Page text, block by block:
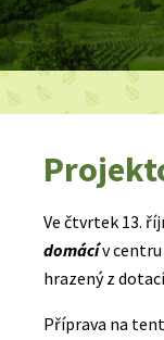
Ve čtvrtek 13.
domácív centru
hrazený z
Příprava na